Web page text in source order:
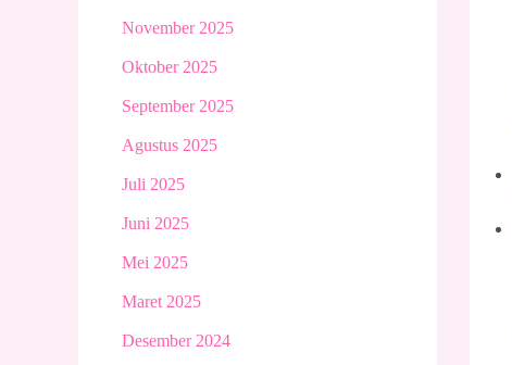
November 2025
Oktober 2025
September 2025
Agustus 2025
Juli 2025
Juni 2025
Mei 2025
Maret 2025
Desember 2024